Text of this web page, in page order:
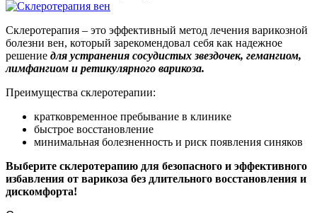
Склеротерапия – это эффективный метод лечения варикозной
болезни вен, который зарекомендовал себя как надежное
решение для устранения сосудистых звездочек, гемангиом,
лимфангиом и ретикулярного варикоза.
Преимущества склеротерапии:
кратковременное пребывание в клинике
быстрое восстановление
минимальная болезненность и риск появления синяков
Выберите склеротерапию для безопасного и эффективного
избавления от варикоза без длительного восстановления и
дискомфорта!